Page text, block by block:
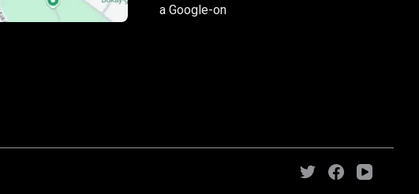
a Google-on